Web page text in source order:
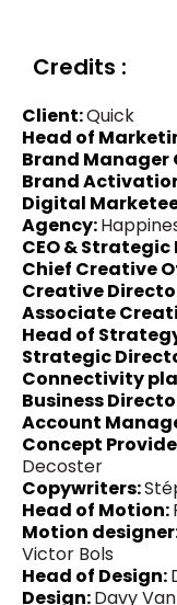
Credits :
Client:Quick
Head of
Brand Manager
Brand
Digital
Agency:
CEO &
Chief Creative
Creative
Associate
Head of
Strategic
Connectivity
Business
Account
Concept
Decoster
Copywriters:
Head of Motion:
Motion
Victor Bols
Head of Design:
Design:Davy